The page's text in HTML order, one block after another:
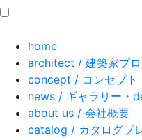
home
architect / 建築家プ
concept / コンセプト
news / ギャラリー・
about us / 会社概要
catalog / カタログプ